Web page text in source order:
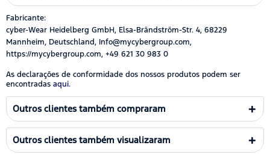
Fabricante:
cyber-Wear Heidelberg GmbH, Elsa-Brändström-Str. 4, 68229
Mannheim, Deutschland, Info@mycybergroup.com,
https://mycybergroup.com, +49 621 30 983 0
As declarações de conformidade dos nossos produtos podem ser
encontradas aqui.
Outros clientes também compraram
Outros clientes também visualizaram